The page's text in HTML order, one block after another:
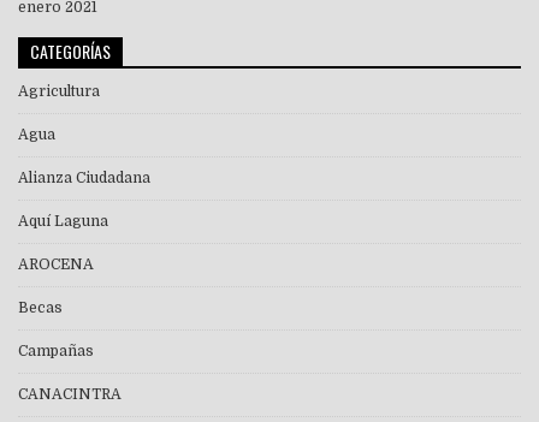
enero 2021
CATEGORÍAS
Agricultura
Agua
Alianza Ciudadana
Aquí Laguna
AROCENA
Becas
Campañas
CANACINTRA